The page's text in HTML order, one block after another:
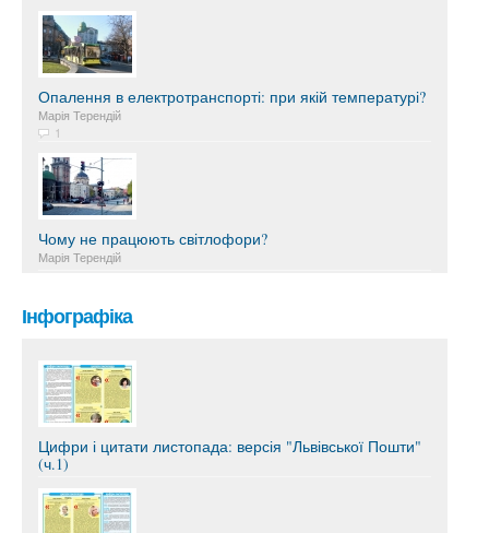
Опалення в електротранспорті: при якій температурі?
Марія Терендій
1
Чому не працюють світлофори?
Марія Терендій
Інфографіка
Цифри і цитати листопада: версія "Львівської Пошти"
(ч.1)